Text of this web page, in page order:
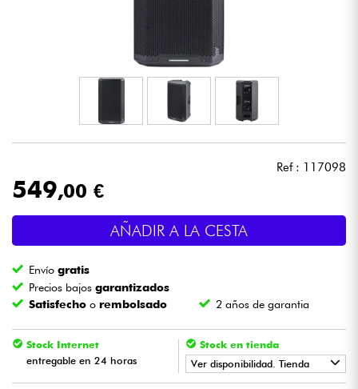
Luces
Vientos
Violines y cuarteto
Niños
Ref : 117098
549,00 €
AÑADIR A LA CESTA
Envíogratis
Precios bajosgarantizados
Satisfecho o rembolsado 2 años de garantia
Stock Internet
entregable en 24 horas
Stock en tienda
Ver disponibilidad. Tienda